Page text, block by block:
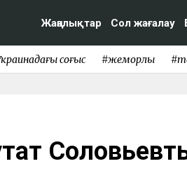
Жаңалықтар Сол жағалау
соғыс #жемқорлық